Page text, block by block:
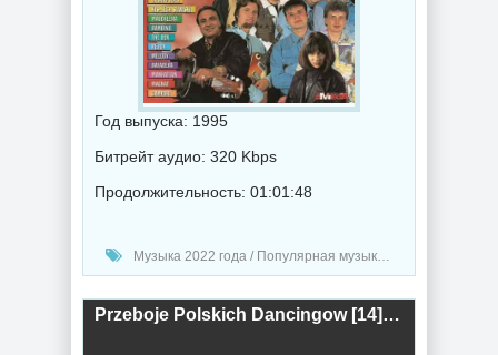
Год выпуска: 1995
Битрейт аудио: 320 Kbps
Продолжительность: 01:01:48
Музыка 2022 года / Популярная музыка / Поп музыка
Przeboje Polskich Dancingow [14] (2014) торрент